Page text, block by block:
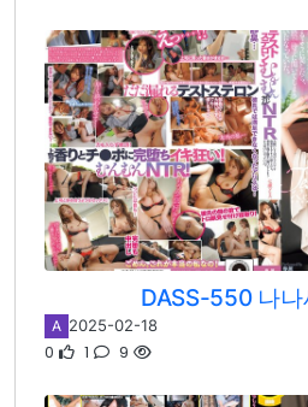
DASS-550 나나
A 2025-02-18
0 1 9